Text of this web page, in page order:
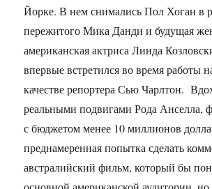
Йорке. В нем снимались Пол Хоган в
пережитого Мика Данди и будущая
американская актриса Линда
впервые встретился во время работы
качестве репортера Сью Чарлтон.
реальными подвигами Рода Анселла,
с бюджетом менее 10 миллионов
преднамеренная попытка сделать
австралийский фильм, который бы